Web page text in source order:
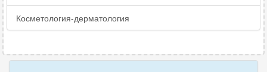
Косметология-дерматология